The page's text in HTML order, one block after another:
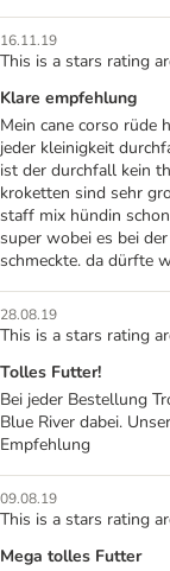
16.11.19
This is a stars rating
Klare empfehlung
Mein cane corso rüde
jeder kleinigkeit
ist der durchfall kein
kroketten sind sehr
staff mix hündin
super wobei es bei
schmeckte. da dürfte
28.08.19
This is a stars rating
Tolles Futter!
Bei jeder Bestellung
Blue River dabei.
Empfehlung
09.08.19
This is a stars rating
Mega tolles Futter